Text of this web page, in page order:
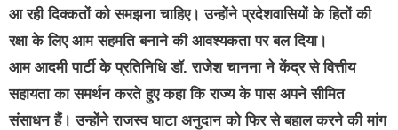
आ रही दिक्कतों को समझना चाहिए। उन्होंने प्रदेशवासियों के हितों की
रक्षा के लिए आम सहमति बनाने की आवश्यकता पर बल दिया।
आम आदमी पार्टी के प्रतिनिधि डॉ. राजेश चानना ने केंद्र से वित्तीय
सहायता का समर्थन करते हुए कहा कि राज्य के पास अपने सीमित
संसाधन हैं। उन्होंने राजस्व घाटा अनुदान को फिर से बहाल करने की मांग